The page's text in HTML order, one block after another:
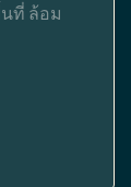
ที่ ล้อม